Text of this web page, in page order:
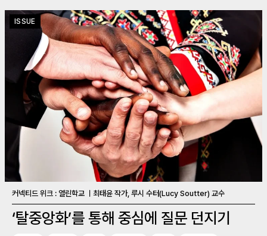
ISSUE
커넥티드 위크 : 열린학교 ㅣ최태윤 작가, 루시 수터(Lucy Soutter) 교수
‘탈중앙화’를 통해 중심에 질문 던지기